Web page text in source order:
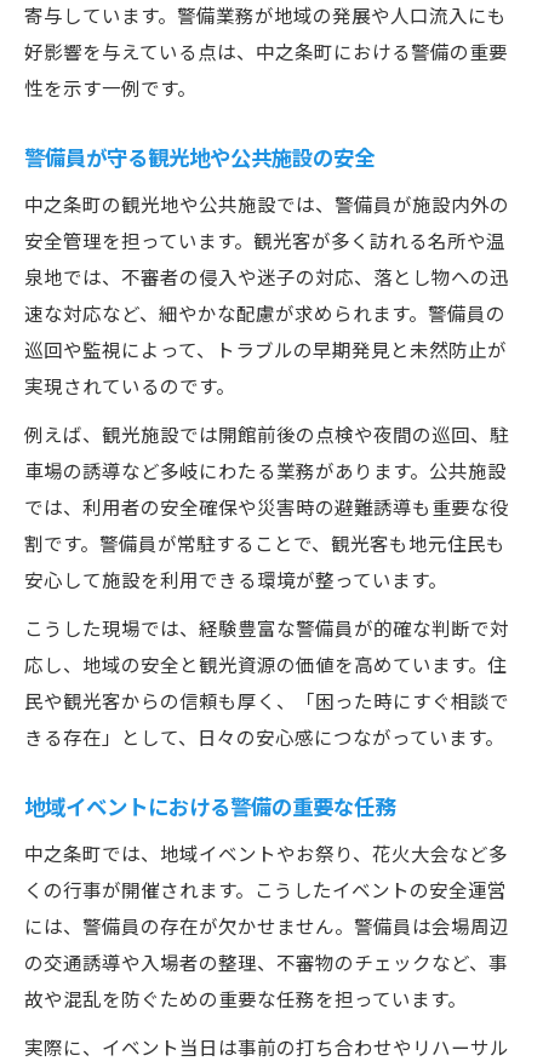
寄与しています。警備業務が地域の発展や人口流入にも
好影響を与えている点は、中之条町における警備の重要
性を示す一例です。
警備員が守る観光地や公共施設の安全
中之条町の観光地や公共施設では、警備員が施設内外の
安全管理を担っています。観光客が多く訪れる名所や温
泉地では、不審者の侵入や迷子の対応、落とし物への迅
速な対応など、細やかな配慮が求められます。警備員の
巡回や監視によって、トラブルの早期発見と未然防止が
実現されているのです。
例えば、観光施設では開館前後の点検や夜間の巡回、駐
車場の誘導など多岐にわたる業務があります。公共施設
では、利用者の安全確保や災害時の避難誘導も重要な役
割です。警備員が常駐することで、観光客も地元住民も
安心して施設を利用できる環境が整っています。
こうした現場では、経験豊富な警備員が的確な判断で対
応し、地域の安全と観光資源の価値を高めています。住
民や観光客からの信頼も厚く、「困った時にすぐ相談で
きる存在」として、日々の安心感につながっています。
地域イベントにおける警備の重要な任務
中之条町では、地域イベントやお祭り、花火大会など多
くの行事が開催されます。こうしたイベントの安全運営
には、警備員の存在が欠かせません。警備員は会場周辺
の交通誘導や入場者の整理、不審物のチェックなど、事
故や混乱を防ぐための重要な任務を担っています。
実際に、イベント当日は事前の打ち合わせやリハーサル